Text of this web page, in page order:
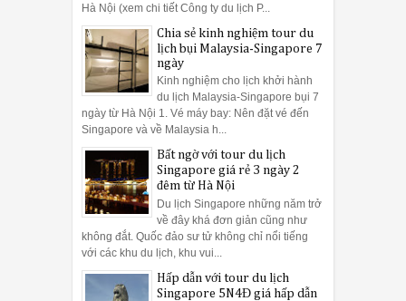
Hà Nội (xem chi tiết Công ty du lịch P...
Chia sẻ kinh nghiệm tour du
lịch bụi Malaysia-Singapore 7
ngày
Kinh nghiệm cho lịch khởi hành
du lịch Malaysia-Singapore bụi 7
ngày từ Hà Nội 1. Vé máy bay: Nên đặt vé đến
Singapore và về Malaysia h...
Bất ngờ với tour du lịch
Singapore giá rẻ 3 ngày 2
đêm từ Hà Nội
Du lịch Singapore những năm trở
về đây khá đơn giản cũng như
không đắt. Quốc đảo sư tử không chỉ nổi tiếng
với các khu du lịch, khu vui...
Hấp dẫn với tour du lịch
Singapore 5N4Đ giá hấp dẫn